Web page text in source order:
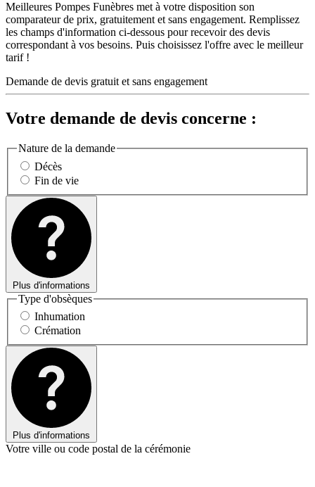
Meilleures Pompes Funèbres met à votre disposition son
comparateur de prix, gratuitement et sans engagement. Remplissez
les champs d'information ci-dessous pour recevoir des devis
correspondant à vos besoins. Puis choisissez l'offre avec le meilleur
tarif !
Demande de devis gratuit et sans engagement
Votre demande de devis concerne :
Nature de la demande
Décès
Fin de vie
Plus d'informations
Type d'obsèques
Inhumation
Crémation
Plus d'informations
Votre ville ou code postal de la cérémonie